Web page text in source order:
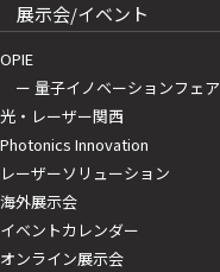
展示会/イベント
OPIE
ー 量子イノベーションフェア
光・レーザー関西
Photonics Innovation
レーザーソリューション
海外展示会
イベントカレンダー
オンライン展示会